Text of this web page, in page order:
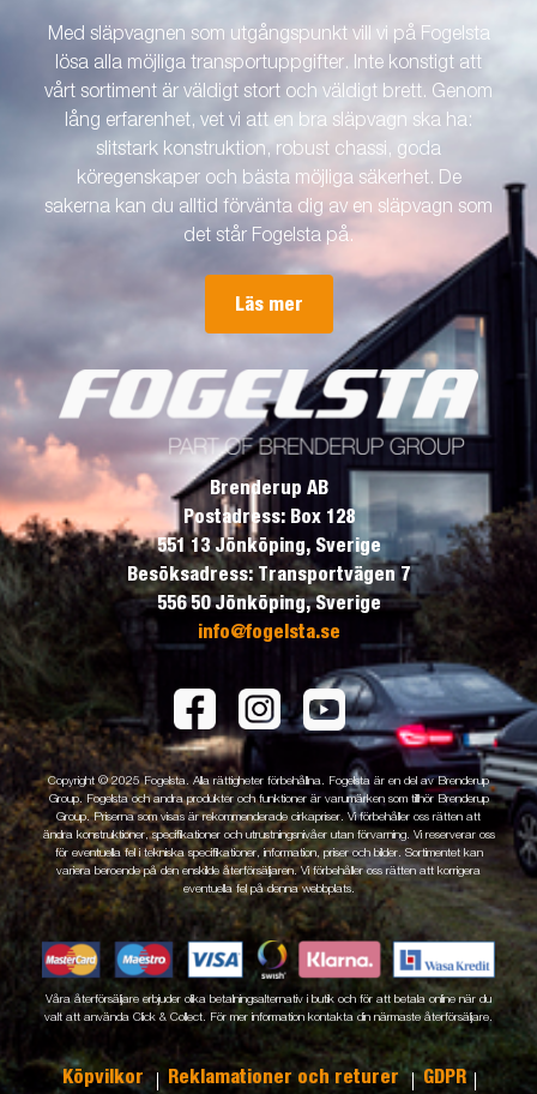
Med släpvagnen som utgångspunkt vill vi på Fogelsta
lösa alla möjliga transportuppgifter. Inte konstigt att
vårt sortiment är väldigt stort och väldigt brett. Genom
lång erfarenhet, vet vi att en bra släpvagn ska ha:
slitstark konstruktion, robust chassi, goda
köregenskaper och bästa möjliga säkerhet. De
sakerna kan du alltid förvänta dig av en släpvagn som
det står Fogelsta på.
Läs mer
Brenderup AB
Postadress: Box 128
551 13 Jönköping, Sverige
Besöksadress: Transportvägen 7
556 50 Jönköping, Sverige
info@fogelsta.se
Copyright © 2025 Fogelsta. Alla rättigheter förbehållna. Fogelsta är en del av Brenderup
Group. Fogelsta och andra produkter och funktioner är varumärken som tillhör Brenderup
Group. Priserna som visas är rekommenderade cirkapriser. Vi förbehåller oss rätten att
ändra konstruktioner, specifikationer och utrustningsnivåer utan förvarning. Vi reserverar oss
för eventuella fel i tekniska specifikationer, information, priser och bilder. Sortimentet kan
variera beroende på den enskilde återförsäljaren. Vi förbehåller oss rätten att korrigera
eventuella fel på denna webbplats.
Våra återförsäljare erbjuder olika betalningsalternativ i butik och för att betala online när du
valt att använda Click & Collect. För mer information kontakta din närmaste återförsäljare.
Köpvilkor Reklamationer och returer GDPR